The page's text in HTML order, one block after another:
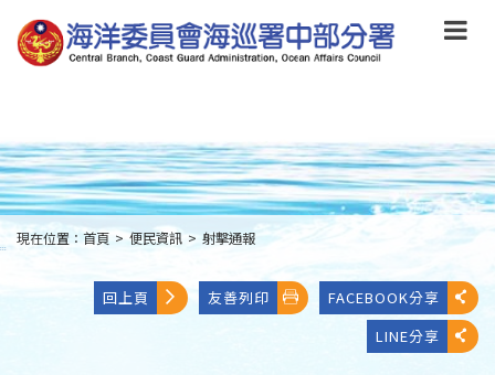
到
主
要
to
main
content
:::
現在位置： 首頁 > 便民資訊 > 射擊通報
回上頁 友善列印
FACEBOOK分享
LINE分享